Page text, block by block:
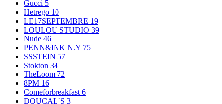
Gucci 5
Hetrego 10
LE17SEPTEMBRE 19
LOULOU STUDIO 39
Nude 46
PENN&INK N.Y 75
SSSTEIN 57
Stokton 34
TheLoom 72
8PM 16
Comeforbreakfast 6
DOUCAL`S 3